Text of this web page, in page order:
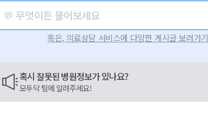
💬 무엇이든 물어보세요
혹은, 의료상담 서비스에 다양한 게시글 보러가기
혹시 잘못된 병원정보가 있나요?
모두닥 팀에 알려주세요!